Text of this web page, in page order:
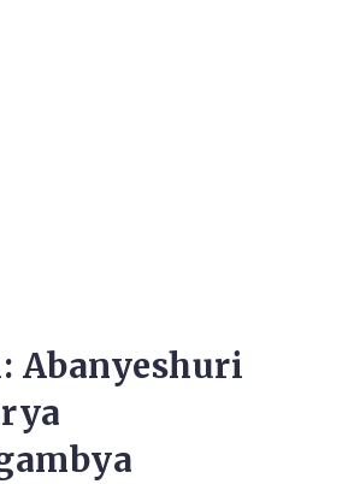
Abanyeshuri